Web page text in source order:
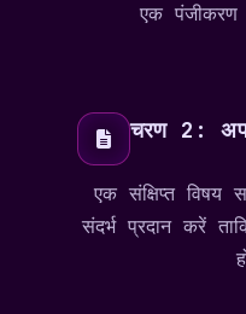
एक पंजीकरण
चरण 2:
एक संक्षिप्त विषय
संदर्भ प्रदान करें